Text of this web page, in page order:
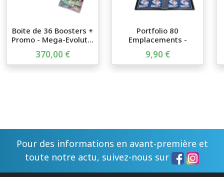
Boite de 36 Boosters +
Promo - Mega-Evolut...
370,00 €
Portfolio 80
Emplacements -
Pikachu 2025 -...
9,90 €
Pour des informations en avant-première et
toute notre actu, suivez-nous sur